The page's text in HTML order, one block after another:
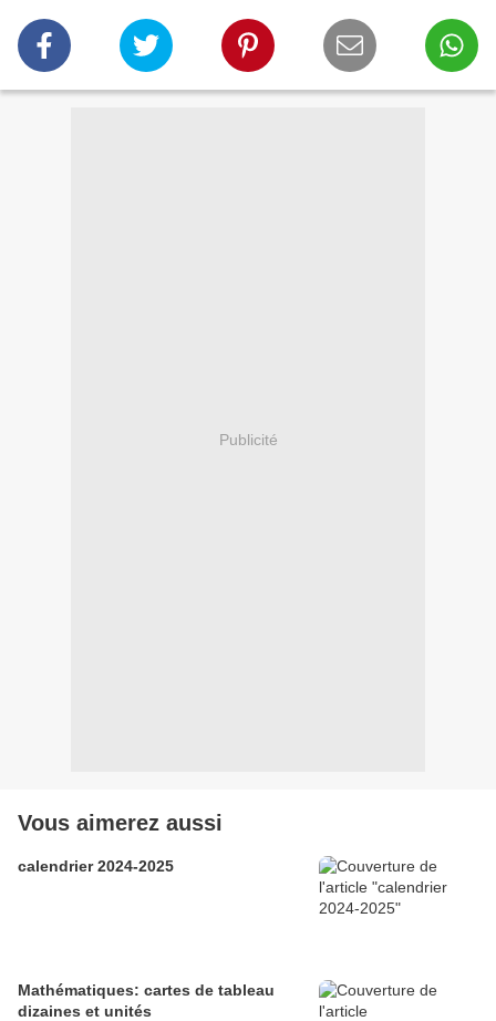
Publicité
Vous aimerez aussi
calendrier 2024-2025
Mathématiques: cartes de tableau
dizaines et unités